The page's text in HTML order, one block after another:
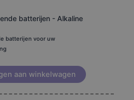
batterijen - Alkaline
batterijen voor uw
aan winkelwagen